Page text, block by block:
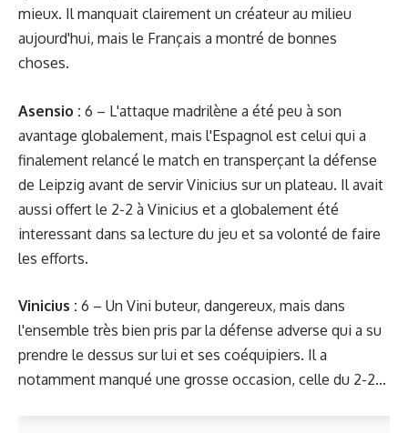
mieux. Il manquait clairement un créateur au milieu
aujourd'hui, mais le Français a montré de bonnes
choses.
Asensio : 6 – L'attaque madrilène a été peu à son
avantage globalement, mais l'Espagnol est celui qui a
finalement relancé le match en transperçant la défense
de Leipzig avant de servir Vinicius sur un plateau. Il avait
aussi offert le 2-2 à Vinicius et a globalement été
interessant dans sa lecture du jeu et sa volonté de faire
les efforts.
Vinicius : 6 – Un Vini buteur, dangereux, mais dans
l'ensemble très bien pris par la défense adverse qui a su
prendre le dessus sur lui et ses coéquipiers. Il a
notamment manqué une grosse occasion, celle du 2-2...